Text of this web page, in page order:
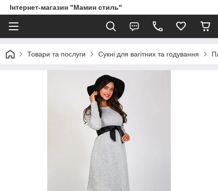
Інтернет-магазин "Мамин стиль"
Товари та послуги Сукні для вагітних та годування